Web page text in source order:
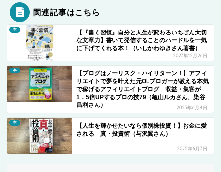
関連記事はこちら
本
【『書く習慣』自分と人生が変わるいちばん大切
な文章力】書いて発信することのハードルを一気
に下げてくれる本！（いしかわゆきさん著書）
2023年12月26日
本
【ブログはノーリスク・ハイリターン！】アフィ
リエイトで夢を叶えた元OLブロガーが教える本気
で稼げるアフィリエイトブログ 収益・集客が
1．5倍UPするプロの技79（亀山ルカさん、染谷
昌利さん）
2025年6月4日
本
【人生を輝かせたいなら個別株投資！】お金に愛
される 真・投資術（与沢翼さん）
2025年6月3日